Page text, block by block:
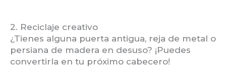
2. Reciclaje creativo
¿Tienes alguna puerta antigua, reja de metal o
persiana de madera en desuso? ¡Puedes
convertirla en tu próximo cabecero!